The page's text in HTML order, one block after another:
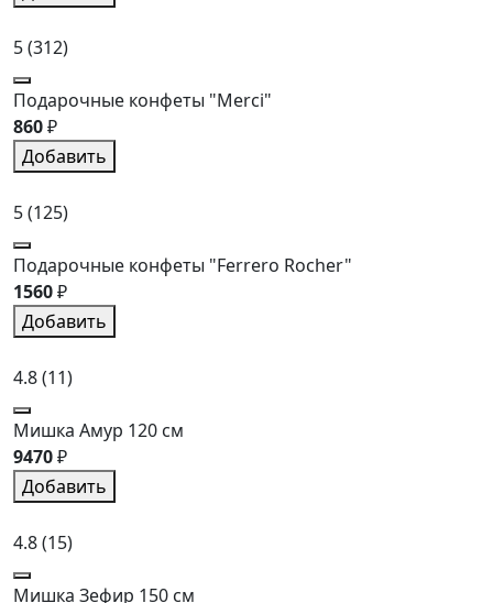
5(312)
Подарочные конфеты "Merci"
860₽
Добавить
5(125)
Подарочные конфеты "Ferrero Rocher"
1560₽
Добавить
4.8(11)
Мишка Амур 120 см
9470₽
Добавить
4.8(15)
Мишка Зефир 150 см